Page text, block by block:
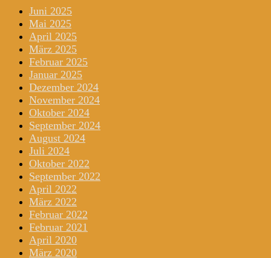
Juni 2025
Mai 2025
April 2025
März 2025
Februar 2025
Januar 2025
Dezember 2024
November 2024
Oktober 2024
September 2024
August 2024
Juli 2024
Oktober 2022
September 2022
April 2022
März 2022
Februar 2022
Februar 2021
April 2020
März 2020